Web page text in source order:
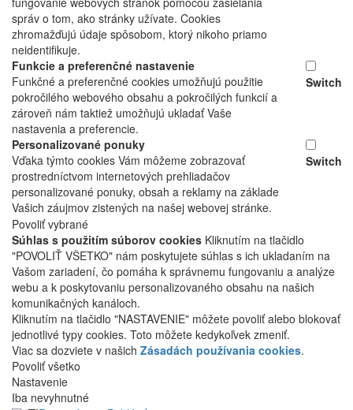
správ o tom, ako stránky užívate. Cookies
zhromažďujú údaje spôsobom, ktorý nikoho priamo
neidentifikuje.
Funkcie a preferenčné nastavenie
Funkčné a preferenčné cookies umožňujú použitie
pokročilého webového obsahu a pokročilých funkcií a
zároveň nám taktiež umožňujú ukladať Vaše
nastavenia a preferencie.
Switch
Personalizované ponuky
Vďaka týmto cookies Vám môžeme zobrazovať
prostredníctvom internetových prehliadačov
personalizované ponuky, obsah a reklamy na základe
Vašich záujmov zistených na našej webovej stránke.
Switch
Povoliť vybrané
Súhlas s použitím súborov cookies Kliknutím na tlačidlo
"POVOLIŤ VŠETKO" nám poskytujete súhlas s ich ukladaním na
Vašom zariadení, čo pomáha k správnemu fungovaniu a analýze
webu a k poskytovaniu personalizovaného obsahu na našich
komunikačných kanáloch.
Kliknutím na tlačidlo "NASTAVENIE" môžete povoliť alebo blokovať
jednotlivé typy cookies. Toto môžete kedykoľvek zmeniť.
Viac sa dozviete v našich Zásadách používania cookies.
Povoliť všetko
Nastavenie
Iba nevyhnutné